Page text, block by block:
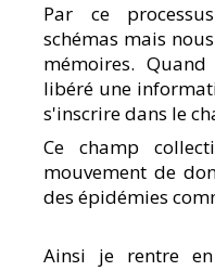
Par ce
schémas mais
mémoires.
libéré une
s'inscrire dans le
Ce champ
mouvement de
des épidémies
Ainsi je rentre